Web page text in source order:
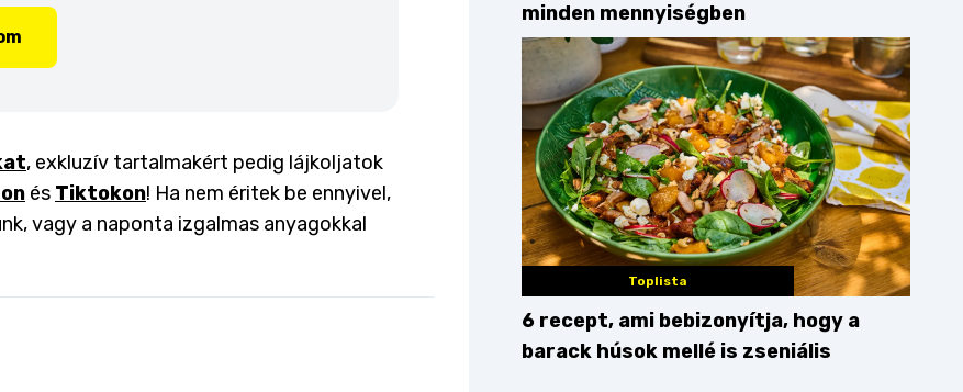
, exkluzív tartalmakért pedig lájkoljatok
és Tiktokon! Ha nem éritek be ennyivel,
vagy a naponta izgalmas anyagokkal
minden mennyiségben
Toplista
6 recept, ami bebizonyítja, hogy a
barack húsok mellé is zseniális